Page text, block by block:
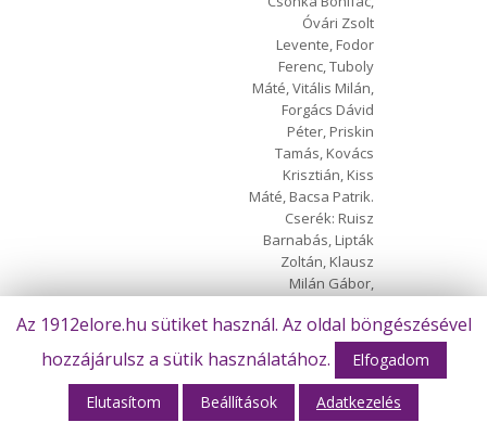
Óvári Zsolt
Levente, Fodor
Ferenc, Tuboly
Máté, Vitális Milán,
Forgács Dávid
Péter, Priskin
Tamás, Kovács
Krisztián, Kiss
Máté, Bacsa Patrik.
Cserék: Ruisz
Barnabás, Lipták
Zoltán, Klausz
Milán Gábor,
Vincze Ádám Ottó,
Pereira Americo
Denilson, Hanzli
Péter, Berki István.
Vezetőedző:
Az 1912elore.hu sütiket használ. Az oldal böngészésével
hozzájárulsz a sütik használatához.
Elfogadom
Elutasítom Beállítások Adatkezelés